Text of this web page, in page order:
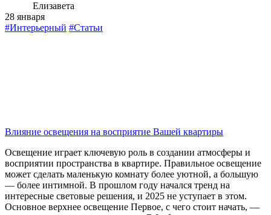
Елизавета
28 января
#Интерьерный #Статьи
Влияние освещения на восприятие Вашей квартиры
Освещение играет ключевую роль в создании атмосферы и
восприятии пространства в квартире. Правильное освещение
может сделать маленькую комнату более уютной, а большую
— более интимной. В прошлом году начался тренд на
интересные световые решения, и 2025 не уступает в этом.
Основное верхнее освещение Первое, с чего стоит начать, —